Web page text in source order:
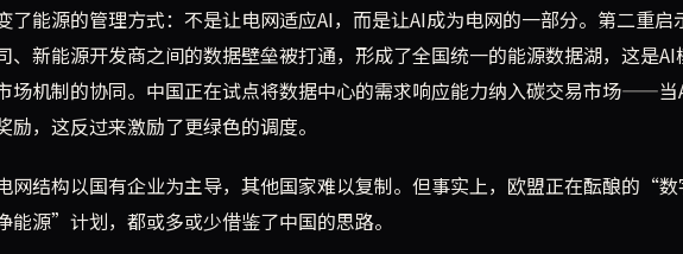
了能源的管理方式：不是让电网适应AI，而是让AI成为电网的一部分。第二重启
、新能源开发商之间的数据壁垒被打通，形成了全国统一的能源数据湖，这是AI
场机制的协同。中国正在试点将数据中心的需求响应能力纳入碳交易市场——当
，这反过来激励了更绿色的调度。
网结构以国有企业为主导，其他国家难以复制。但事实上，欧盟正在酝酿的“
源”计划，都或多或少借鉴了中国的思路。